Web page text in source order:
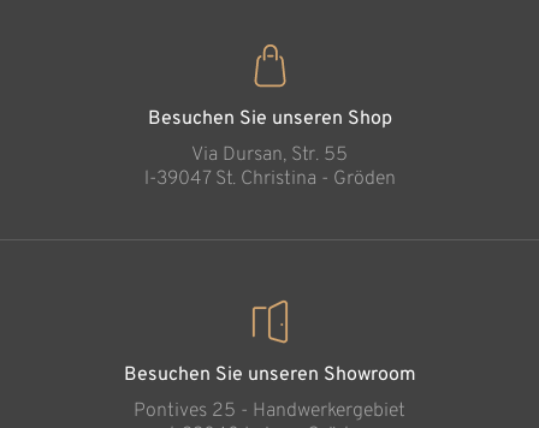
Die Schwangere
Hinzugefügt zum
Besuchen Sie unseren Shop
Via Dursan, Str. 55
l-39047 St. Christina - Gröden
Besuchen Sie unseren Showroom
Pontives 25 - Handwerkergebiet